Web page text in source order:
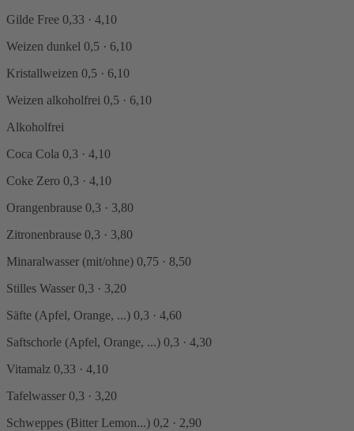
Gilde Free 0,33 · 4,10
Weizen dunkel 0,5 · 6,10
Kristallweizen 0,5 · 6,10
Weizen alkoholfrei 0,5 · 6,10
Alkoholfrei
Coca Cola 0,3 · 4,10
Coke Zero 0,3 · 4,10
Orangenbrause 0,3 · 3,80
Zitronenbrause 0,3 · 3,80
Minaralwasser (mit/ohne) 0,75 · 8,50
Stilles Wasser 0,3 · 3,20
Säfte (Apfel, Orange, ...) 0,3 · 4,60
Saftschorle (Apfel, Orange, ...) 0,3 · 4,30
Vitamalz 0,33 · 4,10
Tafelwasser 0,3 · 3,20
Schweppes (Bitter Lemon...) 0,2 · 2,90